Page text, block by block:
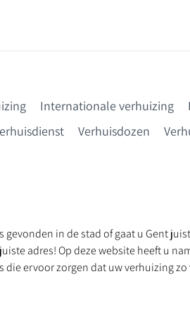
Internationale verhuizing
Verhuisdozen
in de stad of gaat u Gent
adres! Op deze website heeft u
ervoor zorgen dat uw verhuizing